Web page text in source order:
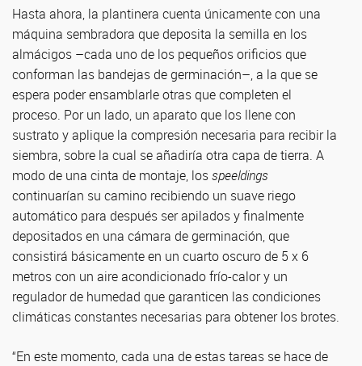
Hasta ahora, la plantinera cuenta únicamente con una
máquina sembradora que deposita la semilla en los
almácigos –cada uno de los pequeños orificios que
conforman las bandejas de germinación–, a la que se
espera poder ensamblarle otras que completen el
proceso. Por un lado, un aparato que los llene con
sustrato y aplique la compresión necesaria para recibir la
siembra, sobre la cual se añadiría otra capa de tierra. A
modo de una cinta de montaje, losspeeldings
continuarían su camino recibiendo un suave riego
automático para después ser apilados y finalmente
depositados en una cámara de germinación, que
consistirá básicamente en un cuarto oscuro de 5 x 6
metros con un aire acondicionado frío-calor y un
regulador de humedad que garanticen las condiciones
climáticas constantes necesarias para obtener los brotes.
“En este momento, cada una de estas tareas se hace de